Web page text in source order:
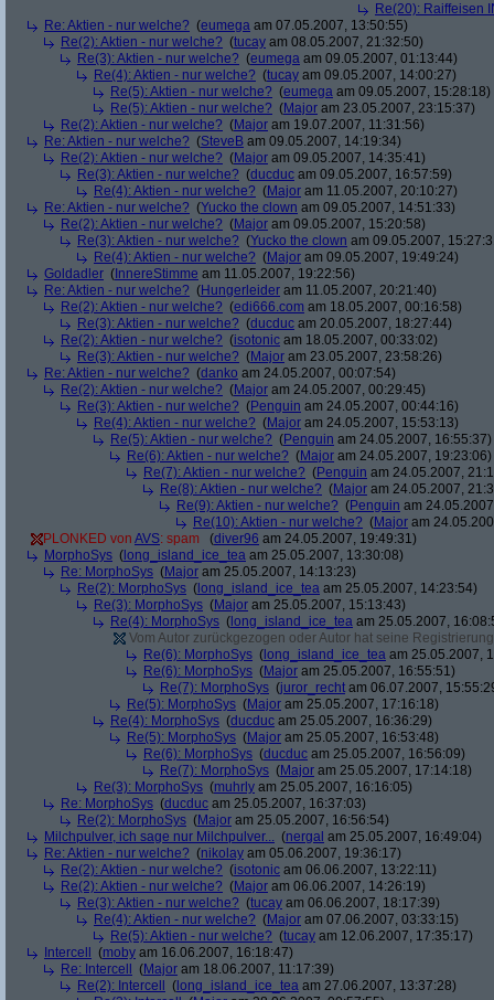
Re(20): Raiffeisen
Re: Aktien - nur welche? (eumega am 07.05.2007, 13:50:55)
Re(2): Aktien - nur welche? (tucay am 08.05.2007, 21:32:50)
Re(3): Aktien - nur welche? (eumega am 09.05.2007, 01:13:44)
Re(4): Aktien - nur welche? (tucay am 09.05.2007, 14:00:27)
Re(5): Aktien - nur welche? (eumega am 09.05.2007, 15:28:18)
Re(5): Aktien - nur welche? (Major am 23.05.2007, 23:15:37)
Re(2): Aktien - nur welche? (Major am 19.07.2007, 11:31:56)
Re: Aktien - nur welche? (SteveB am 09.05.2007, 14:19:34)
Re(2): Aktien - nur welche? (Major am 09.05.2007, 14:35:41)
Re(3): Aktien - nur welche? (ducduc am 09.05.2007, 16:57:59)
Re(4): Aktien - nur welche? (Major am 11.05.2007, 20:10:27)
Re: Aktien - nur welche? (Yucko the clown am 09.05.2007, 14:51:33)
Re(2): Aktien - nur welche? (Major am 09.05.2007, 15:20:58)
Re(3): Aktien - nur welche? (Yucko the clown am 09.05.2007,
Re(4): Aktien - nur welche? (Major am 09.05.2007, 19:49:24)
Goldadler ( InnereStimme am 11.05.2007, 19:22:56)
Re: Aktien - nur welche? (Hungerleider am 11.05.2007, 20:21:40)
Re(2): Aktien - nur welche? (edi666.com am 18.05.2007, 00:16:58)
Re(3): Aktien - nur welche? (ducduc am 20.05.2007, 18:27:44)
Re(2): Aktien - nur welche? (isotonic am 18.05.2007, 00:33:02)
Re(3): Aktien - nur welche? (Major am 23.05.2007, 23:58:26)
Re: Aktien - nur welche? (danko am 24.05.2007, 00:07:54)
Re(2): Aktien - nur welche? (Major am 24.05.2007, 00:29:45)
Re(3): Aktien - nur welche? (Penguin am 24.05.2007, 00:44:16)
Re(4): Aktien - nur welche? (Major am 24.05.2007, 15:53:13)
Re(5): Aktien - nur welche? (Penguin am 24.05.2007, 16:55:37)
Re(6): Aktien - nur welche? (Major am 24.05.2007, 19:23:06)
Re(7): Aktien - nur welche? (Penguin am 24.05.2007,
Re(8): Aktien - nur welche? (Major am 24.05.2007,
Re(9): Aktien - nur welche? (Penguin am
Re(10): Aktien - nur welche? (Major am
PLONKED von AVS: spam (diver96 am 24.05.2007, 19:49:31)
MorphoSys ( long_island_ice_tea am 25.05.2007, 13:30:08)
Re: MorphoSys (Major am 25.05.2007, 14:13:23)
Re(2): MorphoSys ( long_island_ice_tea am 25.05.2007, 14:23:54)
Re(3): MorphoSys (Major am 25.05.2007, 15:13:43)
Re(4): MorphoSys ( long_island_ice_tea am 25.05.2007,
Vom Autor zurückgezogen oder Autor hat seine
Re(6): MorphoSys ( long_island_ice_tea am 25.05.2007,
Re(6): MorphoSys (Major am 25.05.2007, 16:55:51)
Re(7): MorphoSys (juror_recht am 06.07.2007,
Re(5): MorphoSys (Major am 25.05.2007, 17:16:18)
Re(4): MorphoSys (ducduc am 25.05.2007, 16:36:29)
Re(5): MorphoSys (Major am 25.05.2007, 16:53:48)
Re(6): MorphoSys (ducduc am 25.05.2007, 16:56:09)
Re(7): MorphoSys (Major am 25.05.2007, 17:14:18)
Re(3): MorphoSys (muhrly am 25.05.2007, 16:16:05)
Re: MorphoSys (ducduc am 25.05.2007, 16:37:03)
Re(2): MorphoSys (Major am 25.05.2007, 16:56:54)
Milchpulver, ich sage nur Milchpulver... (nergal am 25.05.2007, 16:49:04)
Re: Aktien - nur welche? (nikolay am 05.06.2007, 19:36:17)
Re(2): Aktien - nur welche? (isotonic am 06.06.2007, 13:22:11)
Re(2): Aktien - nur welche? (Major am 06.06.2007, 14:26:19)
Re(3): Aktien - nur welche? (tucay am 06.06.2007, 18:17:39)
Re(4): Aktien - nur welche? (Major am 07.06.2007, 03:33:15)
Re(5): Aktien - nur welche? (tucay am 12.06.2007, 17:35:17)
Intercell
(moby am 16.06.2007, 16:18:47)
Re: Intercell
(Major am 18.06.2007, 11:17:39)
Re(2): Intercell
( long_island_ice_tea am 27.06.2007, 13:37:28)